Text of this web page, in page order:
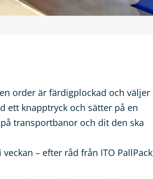
order är färdigplockad och väljer
ett knapptryck och sätter på en
transportbanor och dit den ska
– efter råd från ITO PallPack